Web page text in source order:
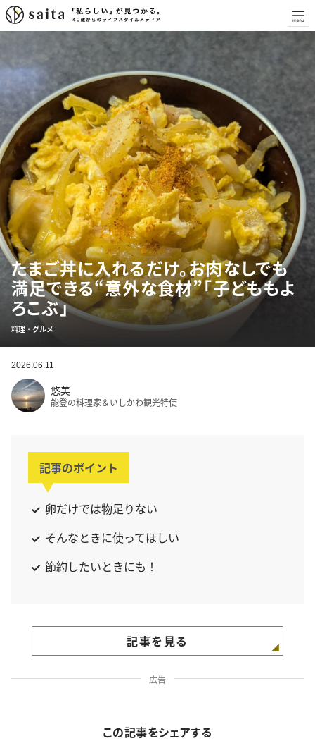
たまご丼に入れるだけ。お肉なしでも
満足できる“意外な食材”「子どももよ
ろこぶ」
料理・グルメ
2026.06.11
悠美
能登の料理家＆いしかわ観光特使
記事のポイント
卵だけでは物足りない
そんなときに使ってほしい
節約したいときにも！
記事を見る
広告
この記事をシェアする